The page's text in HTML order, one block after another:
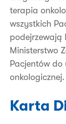
terapia
wszystkich
podejrzewają
Ministerstwo
Pacjentów do
onkologicznej.
Karta